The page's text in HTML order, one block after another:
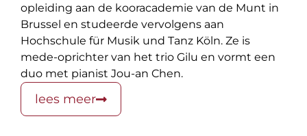
opleiding aan de kooracademie van de Munt in
Brussel en studeerde vervolgens aan
Hochschule für Musik und Tanz Köln. Ze is
mede-oprichter van het trio Gilu en vormt een
duo met pianist Jou-an Chen.
lees meer